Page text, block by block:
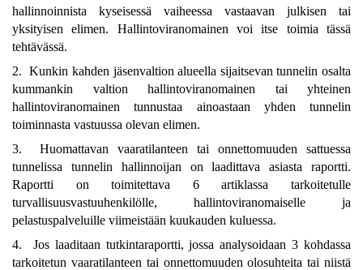
hallinnoinnista kyseisessä vaiheessa vastaavan julkisen tai
yksityisen elimen. Hallintoviranomainen voi itse toimia tässä
tehtävässä.
2. Kunkin kahden jäsenvaltion alueella sijaitsevan tunnelin osalta
kummankin valtion hallintoviranomainen tai yhteinen
hallintoviranomainen tunnustaa ainoastaan yhden tunnelin
toiminnasta vastuussa olevan elimen.
3. Huomattavan vaaratilanteen tai onnettomuuden sattuessa
tunnelissa tunnelin hallinnoijan on laadittava asiasta raportti.
Raportti on toimitettava 6 artiklassa tarkoitetulle
turvallisuusvastuuhenkilölle, hallintoviranomaiselle ja
pelastuspalveluille viimeistään kuukauden kuluessa.
4. Jos laaditaan tutkintaraportti, jossa analysoidaan 3 kohdassa
tarkoitetun vaaratilanteen tai onnettomuuden olosuhteita tai niistä